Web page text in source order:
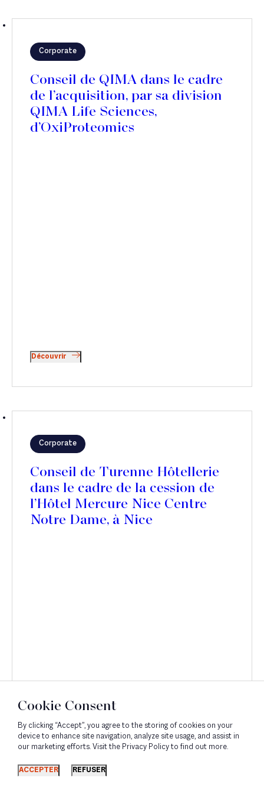
Corporate
Conseil de QIMA dans le cadre
de l’acquisition, par sa division
QIMA Life Sciences,
d’OxiProteomics
Découvrir
Corporate
Conseil de Turenne Hôtellerie
dans le cadre de la cession de
l’Hôtel Mercure Nice Centre
Notre Dame, à Nice
Découvrir
Cookie Consent
By clicking “Accept”, you agree to the storing of cookies on your
device to enhance site navigation, analyze site usage, and assist in
our marketing efforts. Visit the Privacy Policy to find out more.
ACCEPTER REFUSER